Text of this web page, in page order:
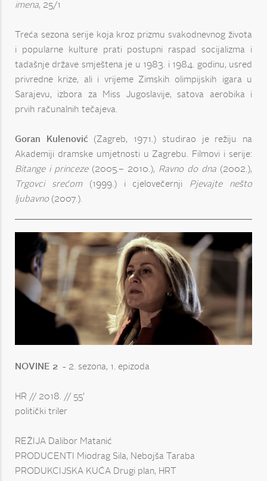
imena, 25/1
Treća sezona serije koja kroz prizmu svakodnevnog života
i popularne kulture prati postupni raspad socijalizma i
tadašnje države smještena je u 1983. i 1984. godinu, usred
privredne krize, ali i vrijeme Zimskih olimpijskih igara u
Sarajevu, izbora za Miss Jugoslavije, satova aerobika i
prvih računalnih tečajeva.
Goran Kulenović (Zagreb, 1971.) studirao je režiju na
Akademiji dramske umjetnosti u Zagrebu. Filmovi i serije:
Bitange i princeze(2005.– 2010.), Ravno do dna (2002.),
Trgovci srećom(1999.) i cjelovečernji Pjevajte nešto
ljubavno (2007.).
NOVINE 2 - 2. sezona, 1. epizoda
HR // 2018. // 55'
politički triler
REŽIJA Dalibor Matanić
PRODUCENTI Miodrag Sila, Nebojša Taraba
PRODUKCIJSKA KUĆA Drugi plan, HRT